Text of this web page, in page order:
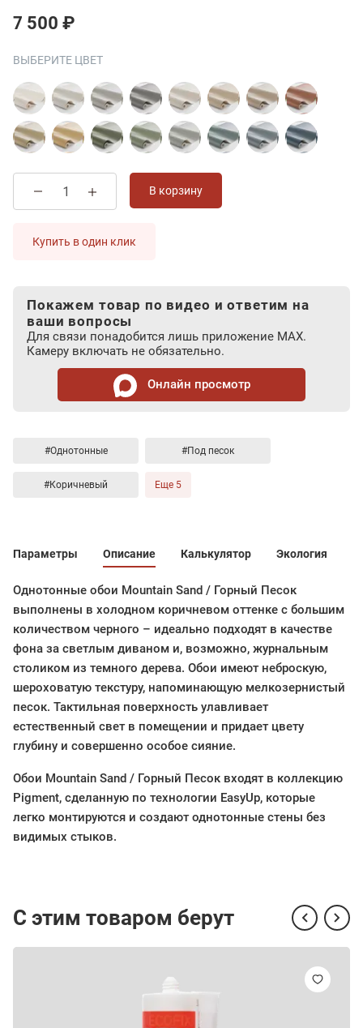
7 500 ₽
ВЫБЕРИТЕ ЦВЕТ
В корзину
Купить в один клик
Покажем товар по видео и ответим на
ваши вопросы
Для связи понадобится лишь приложение MAX.
Камеру включать не обязательно.
Онлайн просмотр
#Однотонные #Под песок
#Коричневый Еще 5
Параметры Описание Калькулятор Экология
Однотонные обои Mountain Sand / Горный Песок
выполнены в холодном коричневом оттенке с большим
количеством черного – идеально подходят в качестве
фона за светлым диваном и, возможно, журнальным
столиком из темного дерева. Обои имеют неброскую,
шероховатую текстуру, напоминающую мелкозернистый
песок. Тактильная поверхность улавливает
естественный свет в помещении и придает цвету
глубину и совершенно особое сияние.
Обои Mountain Sand / Горный Песок входят в коллекцию
Pigment, сделанную по технологии EasyUp, которые
легко монтируются и создают однотонные стены без
видимых стыков.
С этим товаром берут